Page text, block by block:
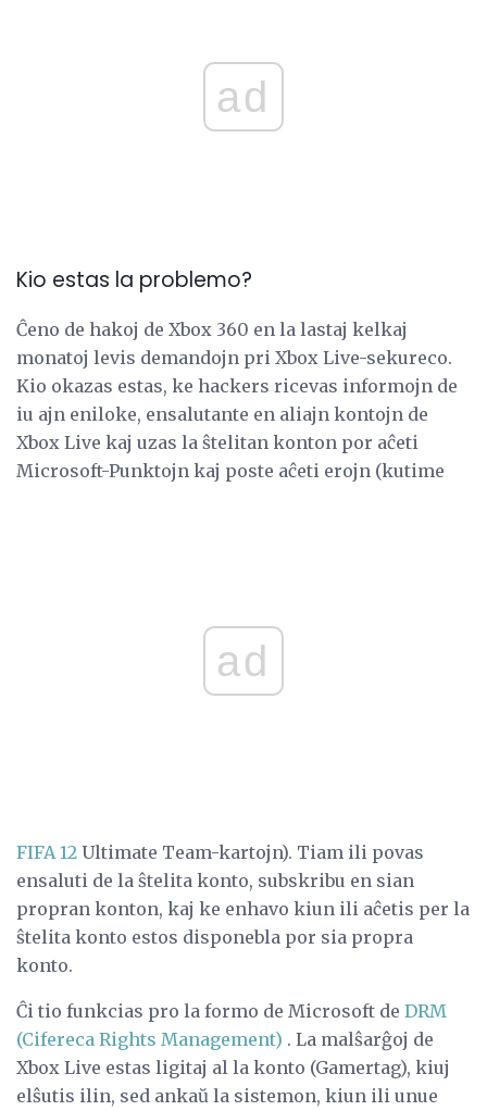
ad
Kio estas la problemo?
Ĉeno de hakoj de Xbox 360 en la lastaj kelkaj
monatoj levis demandojn pri Xbox Live-sekureco.
Kio okazas estas, ke hackers ricevas informojn de
iu ajn eniloke, ensalutante en aliajn kontojn de
Xbox Live kaj uzas la ŝtelitan konton por aĉeti
Microsoft-Punktojn kaj poste aĉeti erojn (kutime
ad
FIFA 12 Ultimate Team-kartojn). Tiam ili povas
ensaluti de la ŝtelita konto, subskribu en sian
propran konton, kaj ke enhavo kiun ili aĉetis per la
ŝtelita konto estos disponebla por sia propra
konto.
Ĉi tio funkcias pro la formo de Microsoft de DRM
(Cifereca Rights Management) . La malŝarĝoj de
Xbox Live estas ligitaj al la konto (Gamertag), kiuj
elŝutis ilin, sed ankaŭ la sistemon, kiun ili unue